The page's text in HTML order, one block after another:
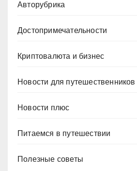
Авторубрика
Достопримечательности
Криптовалюта и бизнес
Новости для путешественников
Новости плюс
Питаемся в путешествии
Полезные советы